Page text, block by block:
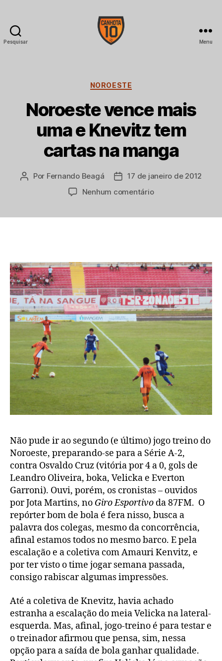
Pesquisar Menu
Categorias
NOROESTE
Noroeste vence mais
uma e Knevitz tem
cartas na manga
Autor
Por Fernando Beagá
Data17 de janeiro de 2012
Nenhum comentárioem
tem
cartas
na
manga
Não pude ir ao segundo (e último) jogo treino do
Noroeste, preparando-se para a Série A-2,
contra Osvaldo Cruz (vitória por 4 a 0, gols de
Leandro Oliveira, boka, Velicka e Everton
Garroni). Ouvi, porém, os cronistas – ouvidos
por Jota Martins, no Giro Esportivo da 87FM. O
repórter bom de bola é fera nisso, busca a
palavra dos colegas, mesmo da concorrência,
afinal estamos todos no mesmo barco. E pela
escalação e a coletiva com Amauri Kenvitz, e
por ter visto o time jogar semana passada,
consigo rabiscar algumas impressões.
Até a coletiva de Knevitz, havia achado
estranha a escalação do meia Velicka na lateral-
esquerda. Mas, afinal, jogo-treino é para testar e
o treinador afirmou que pensa, sim, nessa
opção para a saída de bola ganhar qualidade.